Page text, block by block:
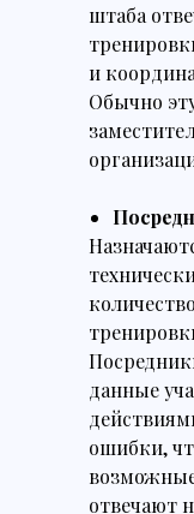
штаба
и
Обычно
данные
ошибки,
отвечают